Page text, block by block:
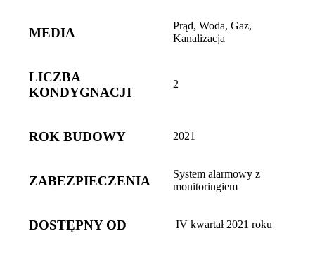
MEDIA
Prąd, Woda, Gaz,
Kanalizacja
LICZBA
KONDYGNACJI
2
ROK BUDOWY 2021
ZABEZPIECZENIA
System alarmowy z
monitoringiem
DOSTĘPNY OD IV kwartał 2021 roku